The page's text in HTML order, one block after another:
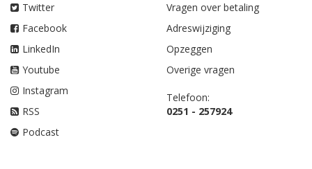
Twitter
Facebook
LinkedIn
Youtube
Instagram
RSS
Podcast
Vragen over betaling
Adreswijziging
Opzeggen
Overige vragen
Telefoon:
0251 - 257924